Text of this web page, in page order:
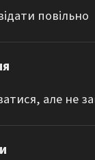
повільно
але не